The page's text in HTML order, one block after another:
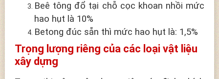
Beê tông đổ tại chỗ cọc khoan nhồi mức
hao hụt là 10%
Betong đúc sẵn thì mức hao hụt là: 1,5%
Trọng lượng riêng của các loại vật liệu
xây dựng